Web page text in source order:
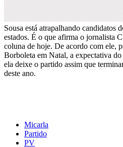
Sousa está atrapalhando candidatos
estados. É o que afirma o jornalista
coluna de hoje. De acordo com ele,
Borboleta em Natal, a expectativa
ela deixe o partido assim que
deste ano.
Micarla
Partido
PV